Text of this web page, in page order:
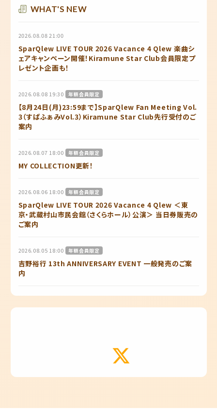
WHAT'S NEW
2026.08.08 21:00
SparQlew LIVE TOUR 2026 Vacance 4 Qlew 楽曲シ
ェアキャンペーン開催！Kiramune Star Club会員限定プ
レゼント企画も！
2026.08.08 19:30 年額会員限定
【8月24日(月)23:59まで】SparQlew Fan Meeting Vol.
3（すぱふぁみVol.3）Kiramune Star Club先行受付のご
案内
2026.08.07 18:00 年額会員限定
MY COLLECTION更新！
2026.08.06 18:00 年額会員限定
SparQlew LIVE TOUR 2026 Vacance 4 Qlew ＜東
京・武蔵村山市民会館（さくらホール）公演＞ 当日券販売の
ご案内
2026.08.05 18:00 年額会員限定
吉野裕行 13th ANNIVERSARY EVENT 一般発売のご案
内